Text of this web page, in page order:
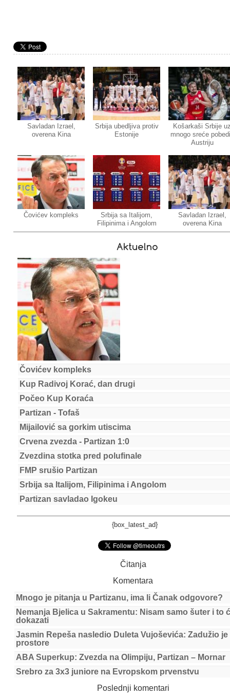
Savladan Izrael,
overena Kina
Srbija ubedljiva protiv
Estonije
Košarkaši Srbije
mnogo sreće
Austriju
Čovićev kompleks
Srbija sa Italijom,
Filipinima i Angolom
Savladan Izrael,
overena Kina
Aktuelno
Čovićev kompleks
Kup Radivoj Korać, dan drugi
Počeo Kup Koraća
Partizan - Tofaš
Mijailović sa gorkim utiscima
Crvena zvezda - Partizan 1:0
Zvezdina stotka pred polufinale
FMP srušio Partizan
Srbija sa Italijom, Filipinima i Angolom
Partizan savladao Igokeu
{box_latest_ad}
Čitanja
Komentara
Mnogo je pitanja u Partizanu, ima li Čanak odgovore?
Nemanja Bjelica u Sakramentu: Nisam samo šuter i to
dokazati
Jasmin Repeša nasledio Duleta Vujoševića: Zadužio je
prostore
ABA Superkup: Zvezda na Olimpiju, Partizan – Mornar
Srebro za 3x3 juniore na Evropskom prvenstvu
Poslednji komentari